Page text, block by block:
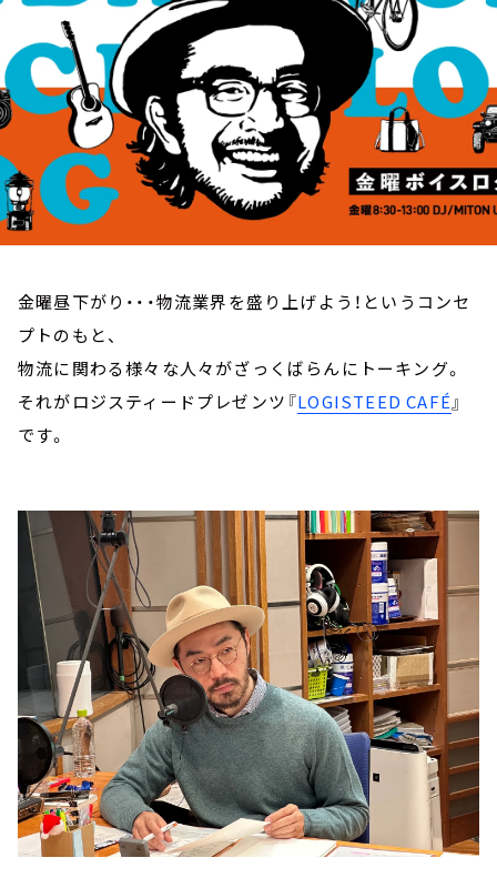
金曜昼下がり・・・物流業界を盛り上げよう！というコンセ
プトのもと、
物流に関わる様々な人々がざっくばらんにトーキング。
それがロジスティードプレゼンツ『LOGISTEED CAFÉ』
です。